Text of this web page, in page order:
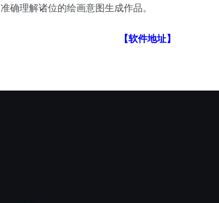
确理解诸位的绘画意图生成作品。
【软件地址】